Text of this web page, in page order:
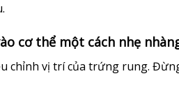
cơ thể một cách nhẹ
chỉnh vị trí của trứng rung.